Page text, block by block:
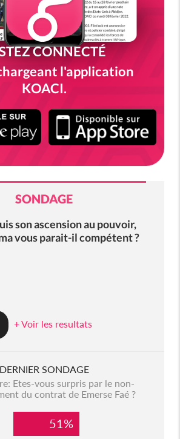
CONNECTÉ
l'application
KOACI.
SONDAGE
son ascension au pouvoir,
vous parait-il compétent ?
+ Voir les resultats
DERNIER SONDAGE
Etes-vous surpris par le non-
du contrat de Emerse Faé ?
51%